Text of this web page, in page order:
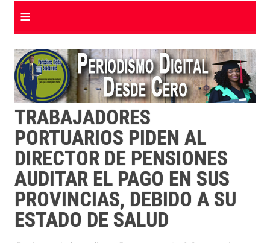
≡
TRABAJADORES
PORTUARIOS PIDEN AL
DIRECTOR DE PENSIONES
AUDITAR EL PAGO EN SUS
PROVINCIAS, DEBIDO A SU
ESTADO DE SALUD